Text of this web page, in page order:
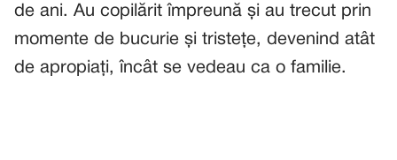
de ani. Au copilărit împreună și au trecut prin
momente de bucurie și tristețe, devenind atât
de apropiați, încât se vedeau ca o familie.